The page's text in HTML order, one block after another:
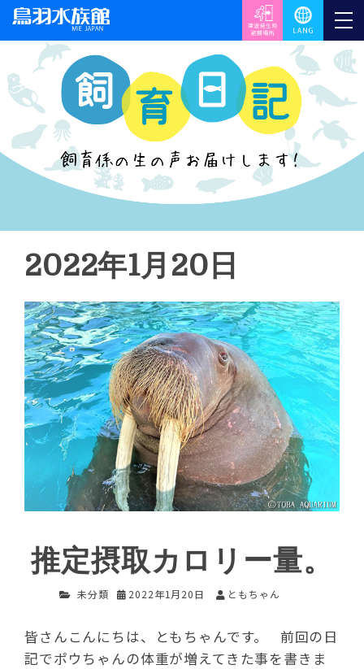
2022年1月20日
推定摂取カロリー量。
未分類 2022年1月20日 ともちゃん
皆さんこんにちは、ともちゃんです。 前回の日
記でポウちゃんの体重が増えてきた事を書きま